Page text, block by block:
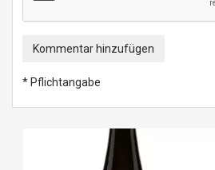
Kommentar hinzufügen
* Pflichtangabe